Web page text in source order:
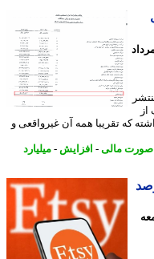
داشته که تقریبا همه آن غیرواقعی و
مالی-افزایش -میلیارد